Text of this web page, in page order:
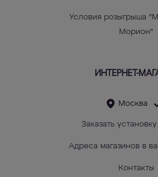
Условия розыгрыша
Морион"
ИНТЕРНЕТ-
Москва
Заказать
Адреса магазинов в
Контакты